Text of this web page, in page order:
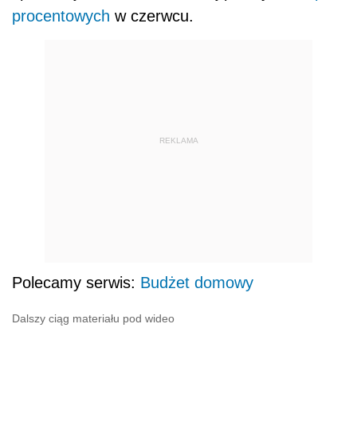
procentowych w czerwcu.
REKLAMA
Polecamy serwis: Budżet domowy
Dalszy ciąg materiału pod wideo